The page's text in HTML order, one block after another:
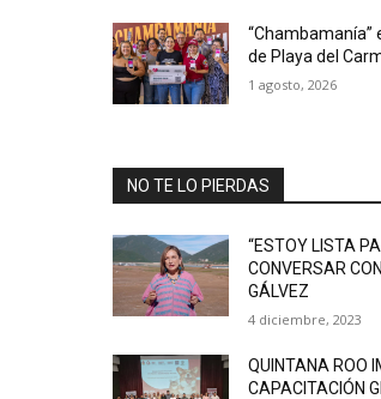
“Chambamanía”
de Playa del
1 agosto, 2026
NO TE LO PIERDAS
“ESTOY LISTA
CONVERSAR
GÁLVEZ
4 diciembre, 2023
QUINTANA ROO
CAPACITACIÓN